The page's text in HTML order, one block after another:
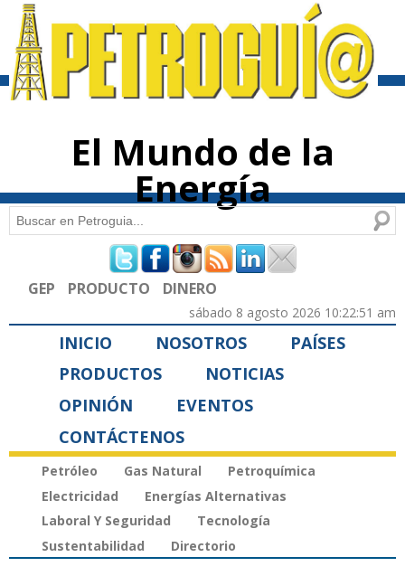
contenido
El Mundo de la
Energía
Formulario de búsqueda
Buscar
GEP PRODUCTO DINERO
sábado 8 agosto 2026 10:22:51 am
INICIO NOSOTROS
PAÍSES
PRODUCTOS
NOTICIAS
OPINIÓN
EVENTOS
CONTÁCTENOS
Petróleo Gas Natural
Petroquímica
Electricidad
Energías Alternativas
Laboral Y Seguridad
Tecnología
Sustentabilidad
Directorio